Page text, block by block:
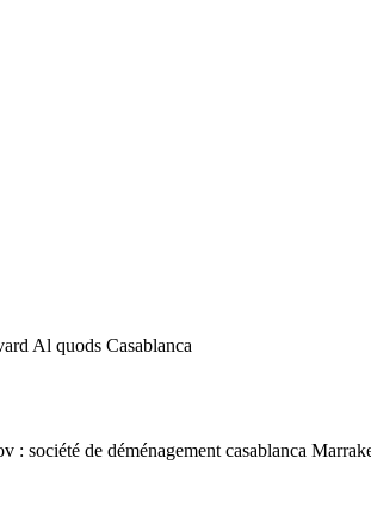
Al quods Casablanca
de déménagement casablanca